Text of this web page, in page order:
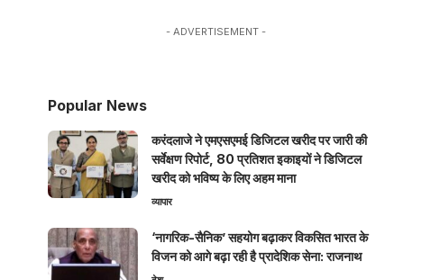
- ADVERTISEMENT -
Popular News
करंदलाजे ने एमएसएमई डिजिटल खरीद पर जारी की
सर्वेक्षण रिपोर्ट, 80 प्रतिशत इकाइयों ने डिजिटल
खरीद को भविष्य के लिए अहम माना
व्यापार
‘नागरिक-सैनिक’ सहयोग बढ़ाकर विकसित भारत के
विजन को आगे बढ़ा रही है प्रादेशिक सेना: राजनाथ